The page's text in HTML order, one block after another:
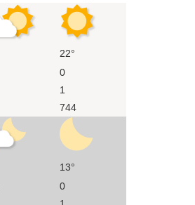
22°
0
1
744
13°
0